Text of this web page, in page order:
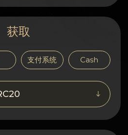
获取
支付系统 Cash